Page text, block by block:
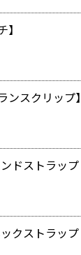
ンスクリップ】
ドストラップ
クストラップ